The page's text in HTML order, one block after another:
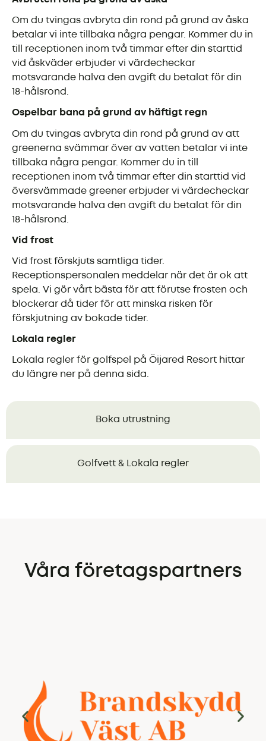
Boka utrustning
Golfvett & Lokala regler
Om du tvingas avbryta din rond på grund av åska
betalar vi inte tillbaka några pengar. Kommer du in
till receptionen inom två timmar efter din starttid
vid åskväder erbjuder vi värdecheckar
motsvarande halva den avgift du betalat för din
18-hålsrond.
Ospelbar bana på grund av häftigt regn
Om du tvingas avbryta din rond på grund av att
greenerna svämmar över av vatten betalar vi inte
tillbaka några pengar. Kommer du in till
receptionen inom två timmar efter din starttid vid
översvämmade greener erbjuder vi värdecheckar
motsvarande halva den avgift du betalat för din
18-hålsrond.
Vid frost
Vid frost förskjuts samtliga tider.
Receptionspersonalen meddelar när det är ok att
spela. Vi gör vårt bästa för att förutse frosten och
blockerar då tider för att minska risken för
förskjutning av bokade tider.
Lokala regler
Lokala regler för golfspel på Öijared Resort hittar
du längre ner på denna sida.
Våra företagspartners